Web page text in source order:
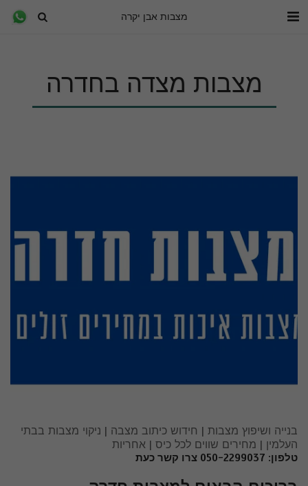
מצבות אבן יקרה
מצבות מצדה בחדרה
בנייה ושיפוץ מצבות | חידוש כיתוב מצבה | ניקוי מצבות בבתי
העלמין | מחירים שווים לכל כיס | אחריות
טלפון: 050-2299037 צרו קשר כעת